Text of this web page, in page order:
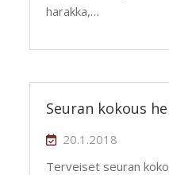
harakka,…
Seuran kokous
20.1.2018
Terveiset seuran